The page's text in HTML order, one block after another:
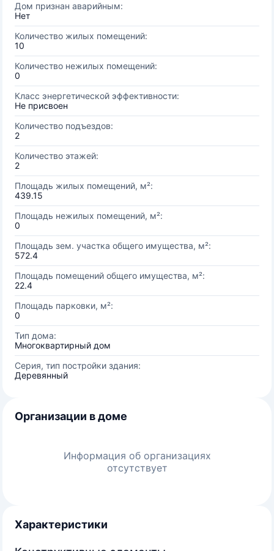
Дом признан аварийным:
Нет
Количество жилых помещений:
10
Количество нежилых помещений:
0
Класс энергетической эффективности:
Не присвоен
Количество подъездов:
2
Количество этажей:
2
Площадь жилых помещений, м²:
439.15
Площадь нежилых помещений, м²:
0
Площадь зем. участка общего имущества, м²:
572.4
Площадь помещений общего имущества, м²:
22.4
Площадь парковки, м²:
0
Тип дома:
Многоквартирный дом
Серия, тип постройки здания:
Деревянный
Организации в доме
Информация об организациях
отсутствует
Характеристики